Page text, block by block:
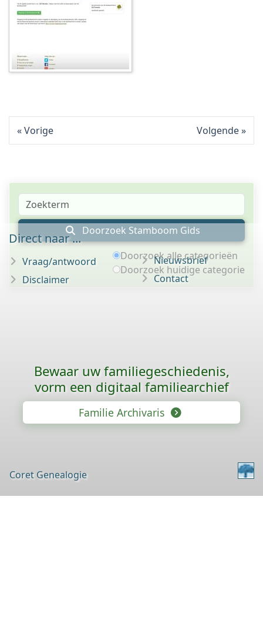
Vorige Volgende
Doorzoek Stamboom Gids
Doorzoek alle categorieën
Doorzoek huidige categorie
Direct naar ...
Vraag/antwoord
Disclaimer
Nieuwsbrief
Contact
Bewaar uw familie­geschiedenis,
vorm een digitaal familiearchief
Familie Archivaris
Coret Genealogie